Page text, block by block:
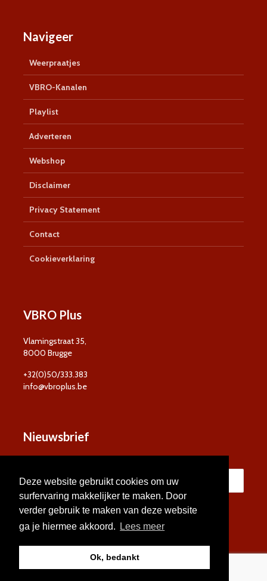
Deze website gebruikt cookies om uw
surfervaring makkelijker te maken. Door
verder gebruik te maken van deze website
ga je hiermee akkoord.
Lees meer
Ok, bedankt
Navigeer
Weerpraatjes
VBRO-Kanalen
Playlist
Adverteren
Webshop
Disclaimer
Privacy Statement
Contact
Cookieverklaring
VBRO Plus
Vlamingstraat 35,
8000 Brugge
+32(0)50/333.383
info@vbroplus.be
Nieuwsbrief
© VBRO Plus 2026